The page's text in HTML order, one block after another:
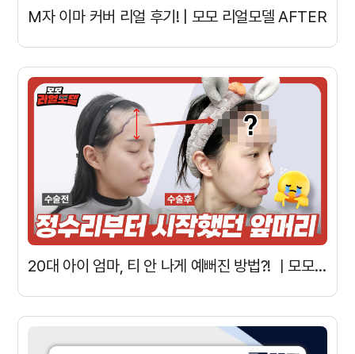
M자 이마 커버 리얼 후기! | 모모 리얼모델 AFTER
20대 아이 엄마, 티 안 나게 예뻐진 방법?! ㅣ모모 리얼모델 BEFORE